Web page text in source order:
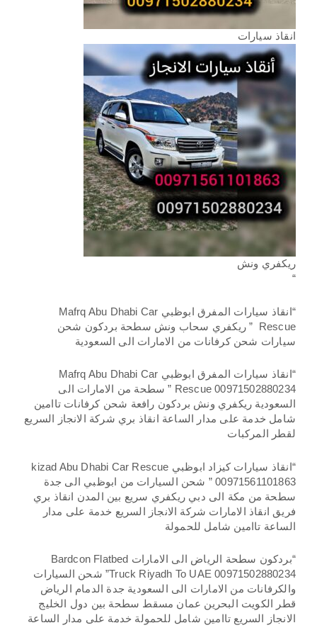
انقاذ سيارات
ريكفري ونش
“
“انقاذ سيارات المفرق ابوظبي Mafrq Abu Dhabi Car
Rescue ” ريكفري سحاب ونش سطحة بردكون شحن
سيارات شحن كرفانات من الامارات الى السعودية
“انقاذ سيارات المفرق ابوظبي Mafrq Abu Dhabi Car
Rescue 00971502880234 ” سطحة من الامارات الى
السعودية ريكفري ونش بردكون رافعة شحن كرفانات تاامين
شامل خدمة على مدار الساعة انقاذ بري شركة الانجاز السريع
لقطر المركبات
“انقاذ سيارات كيزاد ابوظبي kizad Abu Dhabi Car Rescue
00971561101863 ” شحن السيارات من ابوظبي الى جدة
سطحة من مكة الى دبي ريكفري سريع بين المدن انقاذ بري
فريق انقاذ الامارات شركة الانجاز السريع خدمة على مدار
الساعة تاامين شامل للحمولة
“بردكون سطحة الرياض الى الامارات Bardcon Flatbed
Truck Riyadh To UAE 00971502880234” شحن السيارات
والكرفانات من الامارات الى السعودية جدة الدمام الرياض
قطر الكويت البحرين عمان مسقط سطحة بين دول الخليج
الانجاز السريع تاامين شامل للحمولة خدمة على مدار الساعة